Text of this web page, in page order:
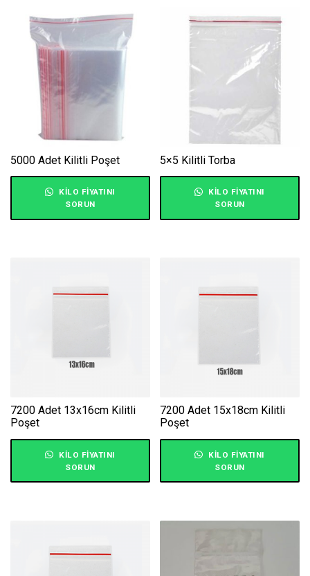
5000 Adet Kilitli Poşet
KILO FIYATINI
SORUN
5×5 Kilitli Torba
KILO FIYATINI
SORUN
7200 Adet 13x16cm Kilitli
Poşet
KILO FIYATINI
SORUN
7200 Adet 15x18cm Kilitli
Poşet
KILO FIYATINI
SORUN